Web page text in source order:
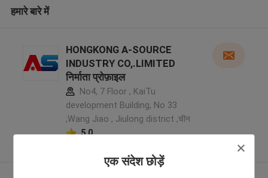
एक संदेश छोड़ें
हमारे बारे में
HONGKONG A-SOURCE
INDUSTRY CO,.LIMITED
निर्माता प्रोफ़ाइल
No4, 7 Floor , KaiTu
development Building, No 33
,Wang Jiao , Jiulong district ,चीन
5.0